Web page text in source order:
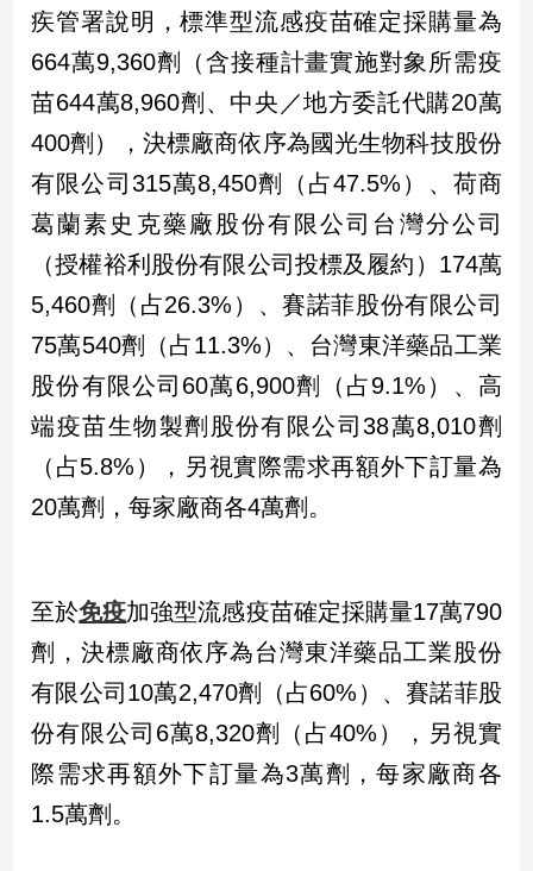
建
築/
內
設
計
旅
遊/
食
星
命
理
消
費
健
康/
情
藝
術
／
創
／
電
影
疾管署說明，標準型流感疫苗確定採購量為
664萬9,360劑（含接種計畫實施對象所需疫
苗644萬8,960劑、中央／地方委託代購20萬
400劑），決標廠商依序為國光生物科技股份
有限公司315萬8,450劑（占47.5%）、荷商
葛蘭素史克藥廠股份有限公司台灣分公司
（授權裕利股份有限公司投標及履約）174萬
5,460劑（占26.3%）、賽諾菲股份有限公司
75萬540劑（占11.3%）、台灣東洋藥品工業
股份有限公司60萬6,900劑（占9.1%）、高
端疫苗生物製劑股份有限公司38萬8,010劑
（占5.8%），另視實際需求再額外下訂量為
20萬劑，每家廠商各4萬劑。
至於免疫加強型流感疫苗確定採購量17萬790
劑，決標廠商依序為台灣東洋藥品工業股份
有限公司10萬2,470劑（占60%）、賽諾菲股
份有限公司6萬8,320劑（占40%），另視實
際需求再額外下訂量為3萬劑，每家廠商各
1.5萬劑。